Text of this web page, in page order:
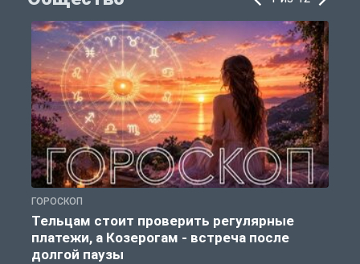
ГОРОСКОП
Тельцам стоит проверить регулярные
платежи, а Козерогам - встреча после
долгой паузы